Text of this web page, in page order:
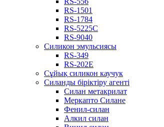
RS-1501
RS-1784
RS-5225C
RS-9040
Силикон эмульсиясы
RS-349
RS-202E
Сұйық силикон каучук
Силанды біріктіру агенті
Силан метакрилат
Меркапто Силане
Фенил-силан
Алкил силан